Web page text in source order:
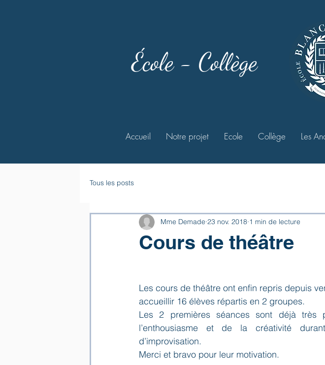
École - Collège
Accueil Notre projet Ecole Collège Les
Tous les posts
Cours de théâtre
Mme Demade 23 nov. 2018 1 min de lecture
Les cours de théâtre ont enfin repris depuis
accueillir 16 élèves répartis en 2 groupes.
Les 2 premières séances sont déjà très
l’enthousiasme et de la créativité
d’improvisation.
Merci et bravo pour leur motivation.